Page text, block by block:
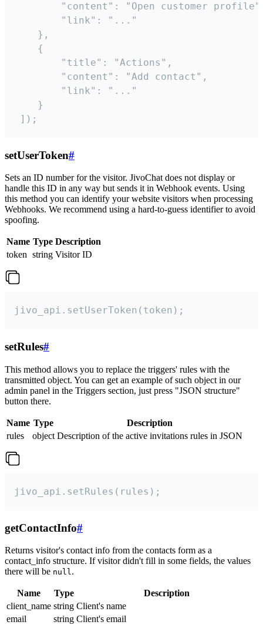
"content": "Open customer
        "link": "..."
    },
    {
        "title": "Actions",
        "content": "Add contact",
        "link": "..."
    }
]);
setUserToken#
Sets an ID number for the visitor. JivoChat does not display or
handle this ID in any way but sends it in Webhook events. Using
this method you can identify your website visitors when processing
Webhooks. We recommend using a hard-to-guess identifier to avoid
spoofing.
Name Type Description
token string Visitor ID
jivo_api.setUserToken(token);
setRules#
This method allows you to replace the triggers' rules with the
transmitted object. You can get an example of such object in our
admin panel in the Triggers section, just press "JSON structure"
button there.
Name Type
Description
rules
object Description of the active invitations rules in JSON
jivo_api.setRules(rules);
getContactInfo#
Returns visitor's contact info from the contacts form as a
contact_info structure. If visitor didn't fill in some fields, the values
there will be null.
Name Type
Description
client_name string Client's name
email
string Client's email